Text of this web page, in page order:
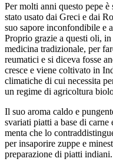
Per molti anni questo pepe è
stato usato dai Greci e dai
suo sapore inconfondibile e
Proprio grazie a questi oli,
medicina tradizionale, per
reumatici e si diceva fosse
cresce e viene coltivato in
climatiche di cui necessita
un regime di agricoltura
Il suo aroma caldo e
svariati piatti a base di carne
menta che lo
per insaporire zuppe e
preparazione di piatti indiani.